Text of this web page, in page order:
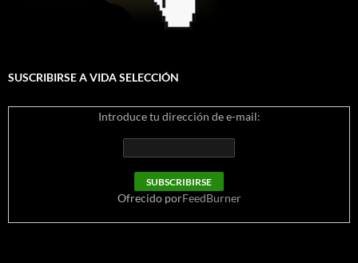
SUSCRIBIRSE A VIDA SELECCIÓN
Introduce tu dirección de e-mail:
Ofrecido porFeedBurner